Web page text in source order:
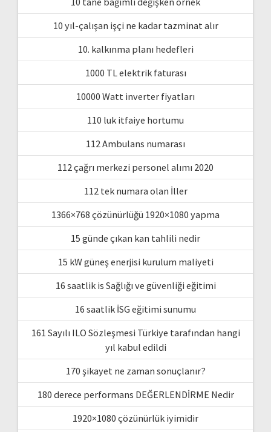
10 yıl-çalışan işçi ne kadar tazminat alır
10. kalkınma planı hedefleri
1000 TL elektrik faturası
10000 Watt inverter fiyatları
110 luk itfaiye hortumu
112 Ambulans numarası
112 çağrı merkezi personel alımı 2020
112 tek numara olan İller
1366×768 çözünürlüğü 1920×1080 yapma
15 günde çıkan kan tahlili nedir
15 kW güneş enerjisi kurulum maliyeti
16 saatlik is Sağlığı ve güvenliği eğitimi
16 saatlik İSG eğitimi sunumu
161 Sayılı ILO Sözleşmesi Türkiye tarafından hangi
yıl kabul edildi
170 şikayet ne zaman sonuçlanır?
180 derece performans DEĞERLENDİRME Nedir
1920×1080 çözünürlük iyimidir